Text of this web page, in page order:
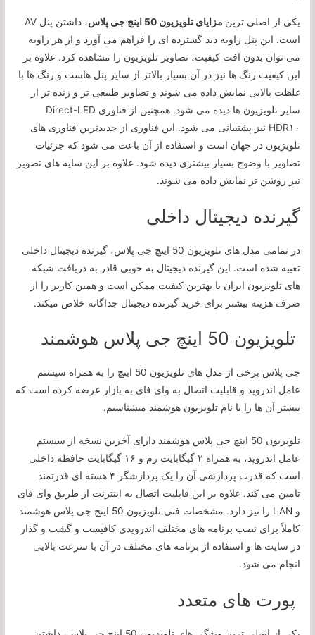
یکی از اصلی ترین مزایای تلویزیون 50 اینچ جی پلاس
، داشتن پنل AV
است. این پنل زاویه دید گسترده ای را فراهم می آورد و از هر زاویه
می توان بدون افت کیفیت، تصاویر تلویزیون را مشاهده کرد. علاوه بر
این کیفیت رنگ ها نیز در آن بسیار بالاتر از سایر پنل هاست و رنگ ها با
غلظت بالایی نمایش داده می شوند و تصاویر طبیعی تر و زنده تر از
سایر تلویزیون ها دیده می شود. همچنین از فناوری Direct-LED
HDR۱۰ نیز پشتیبانی می شود. این فناوری از جدیدترین فناوری های
تلویزیون در جهان است و استفاده از آن باعث می شود که جزئیات
تصاویر با وضوح بسیار بیشتری دیده شود. علاوه بر این سایه های تصویر
نیز روشن تر نمایش داده می شوند.
گیرنده دیجیتال داخلی
در تمامی مدل های تلویزیون 50 اینچ جی پلاس، گیرنده دیجیتال داخلی
تعبیه شده است. این گیرنده دیجیتال به خوبی قادر به دریافت شبکه
های تلویزیون ایران با بهترین کیفیت ممکن است و همین کاربر را از
صرف هزینه بیشتر برای خرید گیرنده دیجیتال جداگانه خلاص میکند.
تلویزیون 50 اینچ جی پلاس هوشمند
جی پلاس برخی از مدل های تلویزیون 50 اینچ را به همراه سیستم
عامل اندروید و قابلیت اتصال به وای فای به بازار عرضه کرده است که
بیشتر آن ها را با نام تلویزیون هوشمند میشناسیم.
تلویزیون 50 اینچ جی پلاس هوشمند دارای آخرین نسخه از سیستم
عامل اندروید، به همراه ۲ گیگابایت رم و ۱۶ گیگابایت حافظه داخلی
است که قدرت پردازشی آن را یک پردازشگر ۴ هسته ای قدرتمند
تامین می کند. علاوه بر این قابلیت اتصال به اینترنت از طریق وای فای
و LAN را نیز دارد. مشخصات فنی تلویزیون 50 اینچ جی پلاس هوشمند
کاملاً برای نصب برنامه های مختلف اندرویدی کافیست و گشت و گذار
در سایت ها و استفاده از برنامه های مختلف در آن با سرعت بالایی
انجام می شود.
پورت های متعدد